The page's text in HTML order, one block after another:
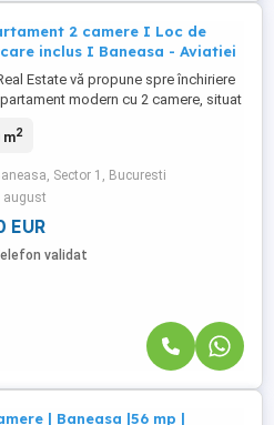
2 camere I Loc de
inclus I Baneasa - Aviatiei
Estate vă propune spre închiriere
modern cu 2 camere, situat
mp. Se închiriază complet mobilat
la terasă, bucătărie, dormitor cu
la terasă și baie. Locul de parcare
...
m2
Sector 1, Bucuresti
august
EUR
validat
| Baneasa |56 mp |